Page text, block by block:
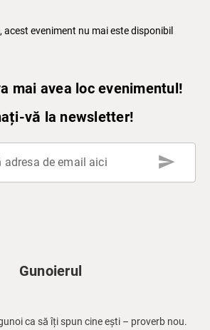
acest eveniment nu mai este disponibil
mai avea loc evenimentul!
vă la newsletter!
adresa de email aici send
Gunoierul
ca să îți spun cine ești – proverb nou.